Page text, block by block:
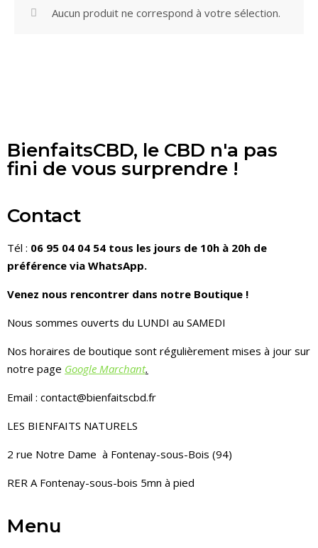
Aucun produit ne correspond à votre sélection.
BienfaitsCBD, le CBD n'a pas
fini de vous surprendre !
Contact
Tél : 06 95 04 04 54 tous les jours de 10h à 20h de
préférence via WhatsApp.
Venez nous rencontrer dans notre Boutique !
Nous sommes ouverts du LUNDI au SAMEDI
Nos horaires de boutique sont régulièrement mises à jour sur
notre page Google Marchant.
Email : contact@bienfaitscbd.fr
LES BIENFAITS NATURELS
2 rue Notre Dame à Fontenay-sous-Bois (94)
RER A Fontenay-sous-bois 5mn à pied
Menu